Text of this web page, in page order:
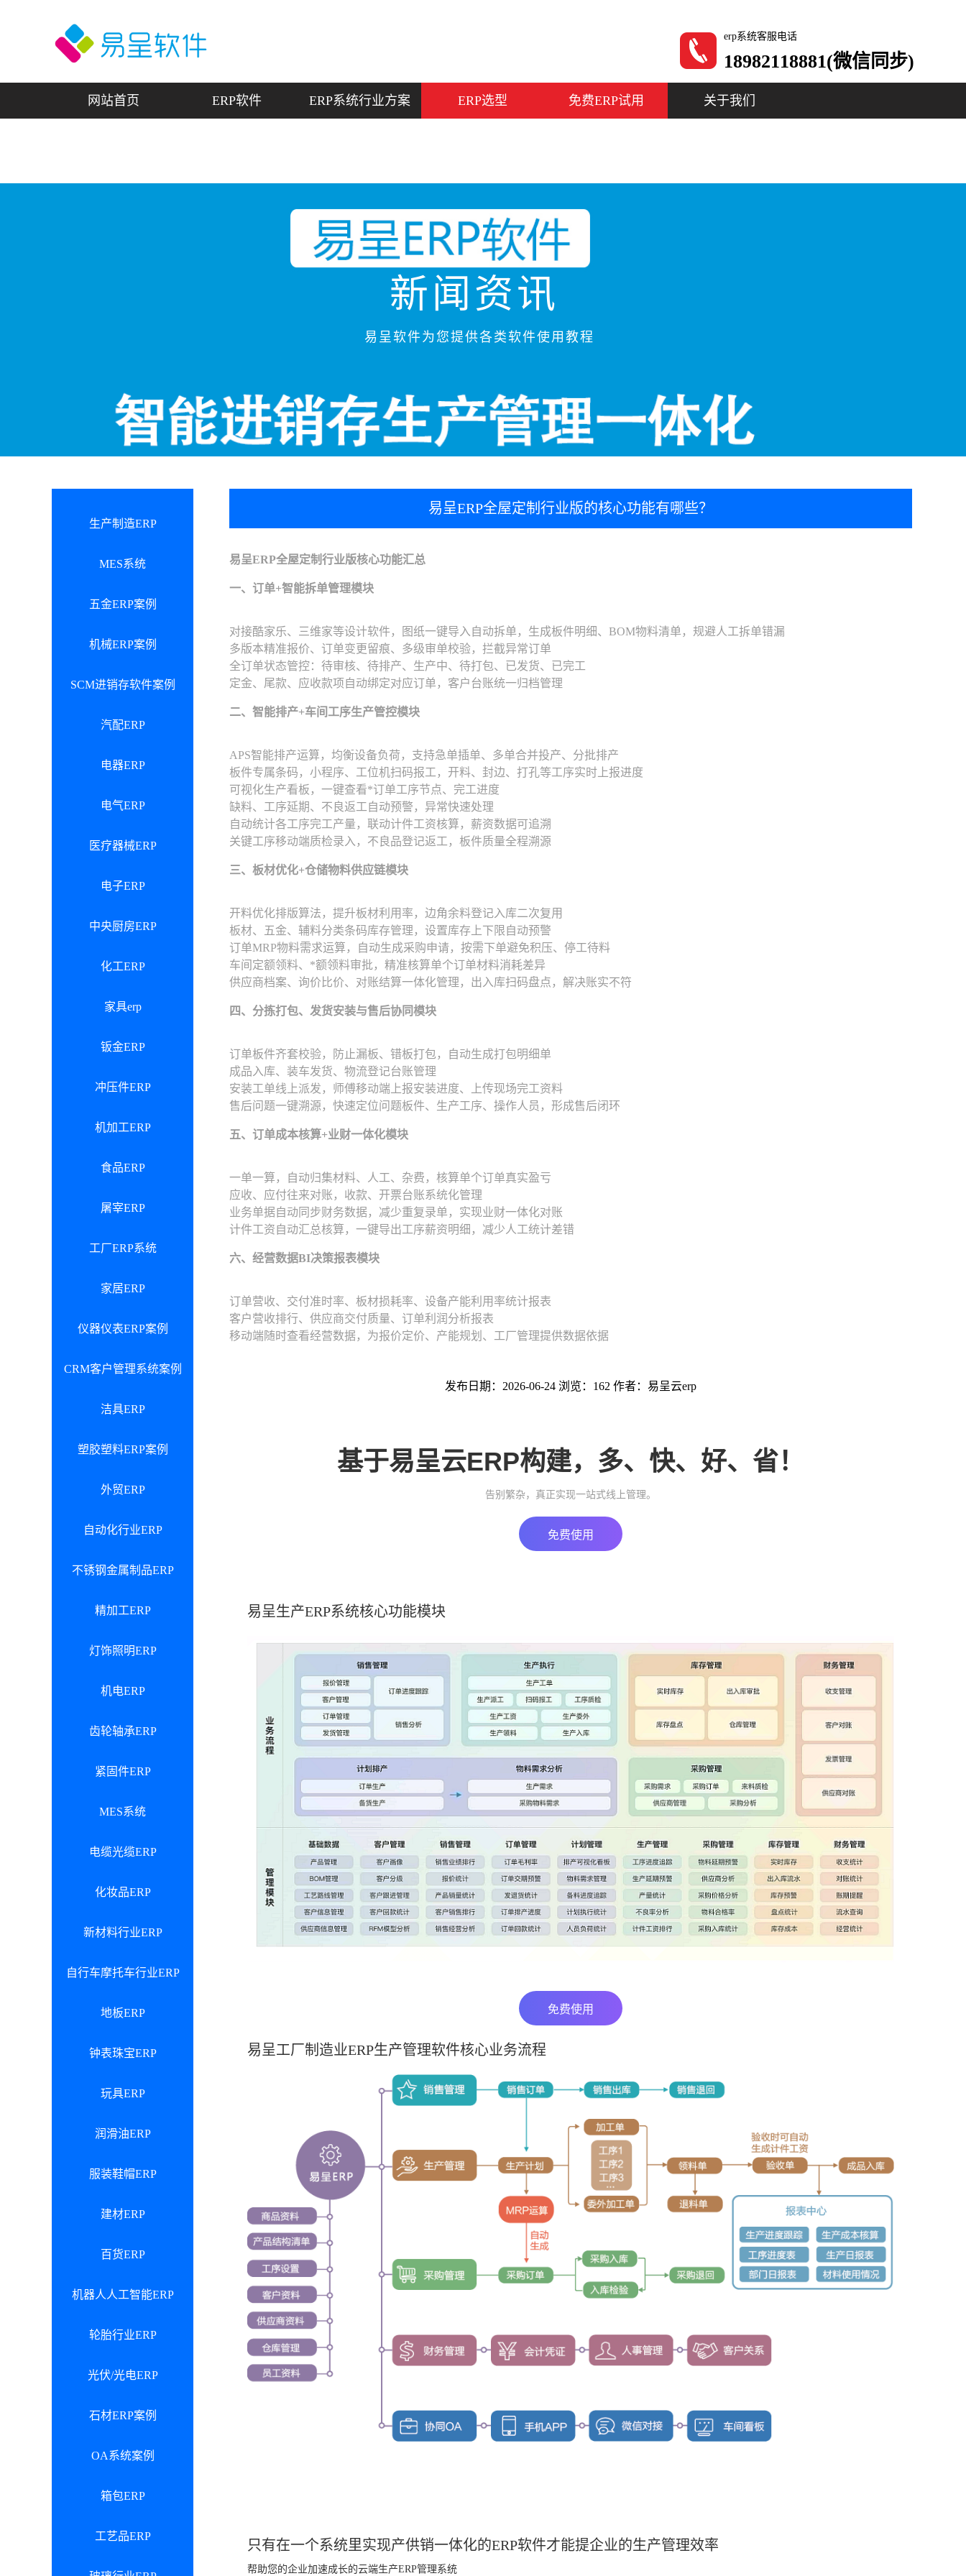
erp系统客服电话
18982118881(微信同步)
网站首页 ERP软件 ERP系统行业方案 ERP选型 免费ERP试用 关于我们
新闻资讯
易呈软件为您提供各类软件使用教程
生产制造ERP
MES系统
五金ERP案例
机械ERP案例
SCM进销存软件案例
汽配ERP
电器ERP
电气ERP
医疗器械ERP
电子ERP
中央厨房ERP
化工ERP
家具erp
钣金ERP
冲压件ERP
机加工ERP
食品ERP
屠宰ERP
工厂ERP系统
家居ERP
仪器仪表ERP案例
CRM客户管理系统案例
洁具ERP
塑胶塑料ERP案例
外贸ERP
自动化行业ERP
不锈钢金属制品ERP
精加工ERP
灯饰照明ERP
机电ERP
齿轮轴承ERP
紧固件ERP
MES系统
电缆光缆ERP
化妆品ERP
新材料行业ERP
自行车摩托车行业ERP
地板ERP
钟表珠宝ERP
玩具ERP
润滑油ERP
服装鞋帽ERP
建材ERP
百货ERP
机器人人工智能ERP
轮胎行业ERP
光伏/光电ERP
石材ERP案例
OA系统案例
箱包ERP
工艺品ERP
易呈ERP全屋定制行业版的核心功能有哪些？
易呈ERP全屋定制行业版核心功能汇总
一、订单+智能拆单管理模块
对接酷家乐、三维家等设计软件，图纸一键导入自动拆单，生成板件明细、BOM物料清单，规避人工拆单错漏
多版本精准报价、订单变更留痕、多级审单校验，拦截异常订单
全订单状态管控：待审核、待排产、生产中、待打包、已发货、已完工
定金、尾款、应收款项自动绑定对应订单，客户台账统一归档管理
二、智能排产+车间工序生产管控模块
APS智能排产运算，均衡设备负荷，支持急单插单、多单合并投产、分批排产
板件专属条码，小程序、工位机扫码报工，开料、封边、打孔等工序实时上报进度
可视化生产看板，一键查看*订单工序节点、完工进度
缺料、工序延期、不良返工自动预警，异常快速处理
自动统计各工序完工产量，联动计件工资核算，薪资数据可追溯
关键工序移动端质检录入，不良品登记返工，板件质量全程溯源
三、板材优化+仓储物料供应链模块
开料优化排版算法，提升板材利用率，边角余料登记入库二次复用
板材、五金、辅料分类条码库存管理，设置库存上下限自动预警
订单MRP物料需求运算，自动生成采购申请，按需下单避免积压、停工待料
车间定额领料、*额领料审批，精准核算单个订单材料消耗差异
供应商档案、询价比价、对账结算一体化管理，出入库扫码盘点，解决账实不符
四、分拣打包、发货安装与售后协同模块
订单板件齐套校验，防止漏板、错板打包，自动生成打包明细单
成品入库、装车发货、物流登记台账管理
安装工单线上派发，师傅移动端上报安装进度、上传现场完工资料
售后问题一键溯源，快速定位问题板件、生产工序、操作人员，形成售后闭环
五、订单成本核算+业财一体化模块
一单一算，自动归集材料、人工、杂费，核算单个订单真实盈亏
应收、应付往来对账，收款、开票台账系统化管理
业务单据自动同步财务数据，减少重复录单，实现业财一体化对账
计件工资自动汇总核算，一键导出工序薪资明细，减少人工统计差错
六、经营数据BI决策报表模块
订单营收、交付准时率、板材损耗率、设备产能利用率统计报表
客户营收排行、供应商交付质量、订单利润分析报表
移动端随时查看经营数据，为报价定价、产能规划、工厂管理提供数据依据
发布日期：2026-06-24 浏览：162 作者：易呈云erp
基于易呈云ERP构建，多、快、好、省！
告别繁杂，真正实现一站式线上管理。
免费使用
易呈生产ERP系统核心功能模块
免费使用
易呈工厂制造业ERP生产管理软件核心业务流程
只有在一个系统里实现产供销一体化的ERP软件才能提企业的生产管理效率
帮助您的企业加速成长的云端生产ERP管理系统